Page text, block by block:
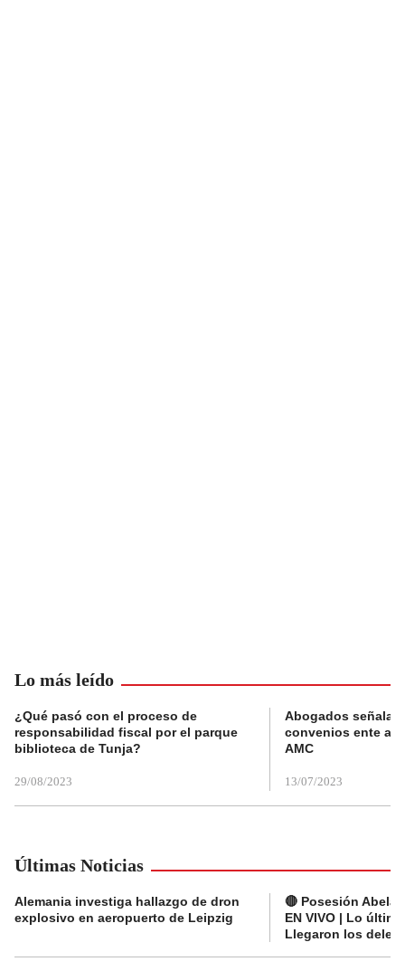
Lo más leído
¿Qué pasó con el proceso de
responsabilidad fiscal por el parque
biblioteca de Tunja?
29/08/2023
Abogados
convenios ente
AMC
13/07/2023
Últimas Noticias
Alemania investiga hallazgo de dron
explosivo en aeropuerto de Leipzig
🔴 Posesión
EN VIVO | Lo
Llegaron los